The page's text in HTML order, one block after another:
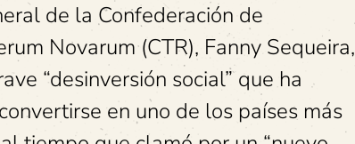
de la Confederación de
Novarum (CTR), Fanny Sequeira,
“desinversión social” que ha
en uno de los países más